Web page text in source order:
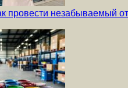
провести незабываемый